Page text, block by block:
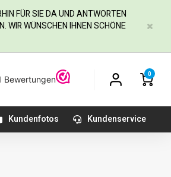
FÜR SIE DA UND ANTWORTEN
WIR WÜNSCHEN IHNEN SCHÖNE
0
Kundenfotos Kundenservice